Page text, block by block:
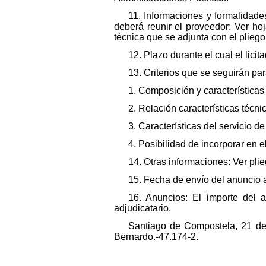
11. Informaciones y
deberá reunir el proveedor: Ver
técnica que se adjunta con el
12. Plazo durante el cual el
13. Criterios que se seguirán
1. Composición y
2. Relación características
3. Características del servicio
4. Posibilidad de incorporar en
14. Otras informaciones: Ver
15. Fecha de envío del anuncio
16. Anuncios: El importe del
adjudicatario.
Santiago de Compostela, 21
Bernardo.-47.174-2.